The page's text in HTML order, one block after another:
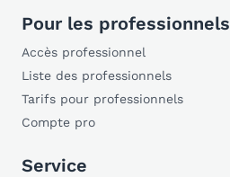
Pour les professionnels
Accès professionnel
Liste des professionnels
Tarifs pour professionnels
Compte pro
Service